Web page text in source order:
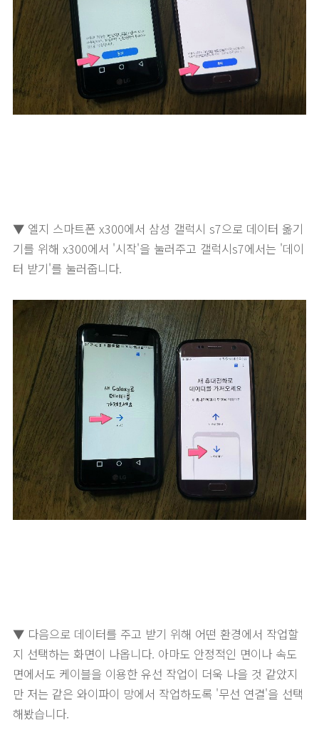
▼ 엘지 스마트폰 x300에서 삼성 갤럭시 s7으로 데이터 옮기
기를 위해 x300에서 '시작'을 눌러주고 갤럭시s7에서는 '데이
터 받기'를 눌러줍니다.
▼ 다음으로 데이터를 주고 받기 위해 어떤 환경에서 작업할
지 선택하는 화면이 나옵니다. 아마도 안정적인 면이나 속도
면에서도 케이블을 이용한 유선 작업이 더욱 나을 것 같았지
만 저는 같은 와이파이 망에서 작업하도록 '무선 연결'을 선택
해봤습니다.